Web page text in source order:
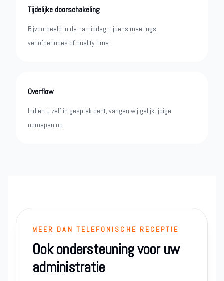
Tijdelijke doorschakeling
Bijvoorbeeld in de namiddag, tijdens meetings,
verlofperiodes of quality time.
Overflow
Indien u zelf in gesprek bent, vangen wij gelijktijdige
oproepen op.
MEER DAN TELEFONISCHE RECEPTIE
Ook ondersteuning voor uw
administratie